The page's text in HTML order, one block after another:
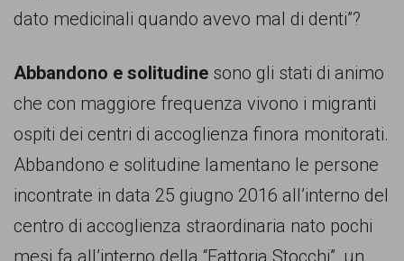
dato medicinali quando avevo mal di denti”?
Abbandono e solitudine sono gli stati di animo
che con maggiore frequenza vivono i migranti
ospiti dei centri di accoglienza finora monitorati.
Abbandono e solitudine lamentano le persone
incontrate in data 25 giugno 2016 all’interno del
centro di accoglienza straordinaria nato pochi
mesi fa all’interno della “Fattoria Stocchi”, un